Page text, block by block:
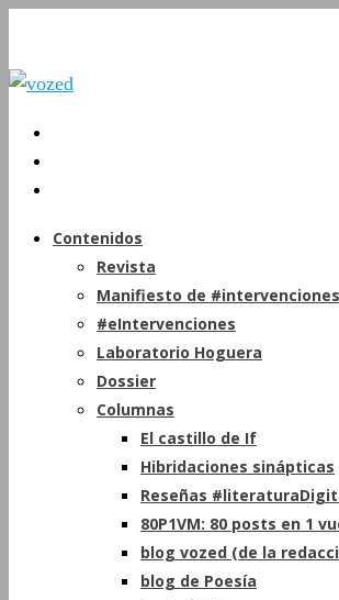
Contenidos
Revista
Manifiesto de #intervenciones
#eIntervenciones
Laboratorio Hoguera
Dossier
Columnas
El castillo de If
Hibridaciones sinápticas
Reseñas
80P1VM: 80 posts en 1
blog vozed (de la
blog de Poesía